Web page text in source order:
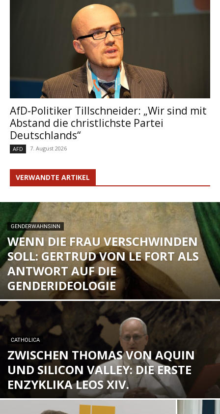
AfD-Politiker Tillschneider: „Wir sind mit
Abstand die christlichste Partei
Deutschlands“
AFD 7. August 2026
VERWANDTE ARTIKEL
GENDERWAHNSINN
WENN DIE FRAU VERSCHWINDEN
SOLL: GERTRUD VON LE FORT ALS
ANTWORT AUF DIE
GENDERIDEOLOGIE
CATHOLICA
ZWISCHEN THOMAS VON AQUIN
UND SILICON VALLEY: DIE ERSTE
ENZYKLIKA LEOS XIV.